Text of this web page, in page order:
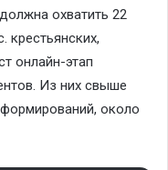
охватить 22
крестьянских,
онлайн-этап
Из них свыше
около